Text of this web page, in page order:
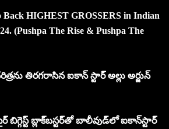
HIGHEST GROSSERS in Indian
(Pushpa The Rise & Pushpa The
తిరగరాసిన ఐకాన్‌ స్టార్‌ అల్లు అర్జున్‌
ఫైర్‌ బిగ్గెస్ట్‌ బ్లాక్‌బస్టర్‌తో బాలీవుడ్‌లో ఐకాన్‌స్టార్‌